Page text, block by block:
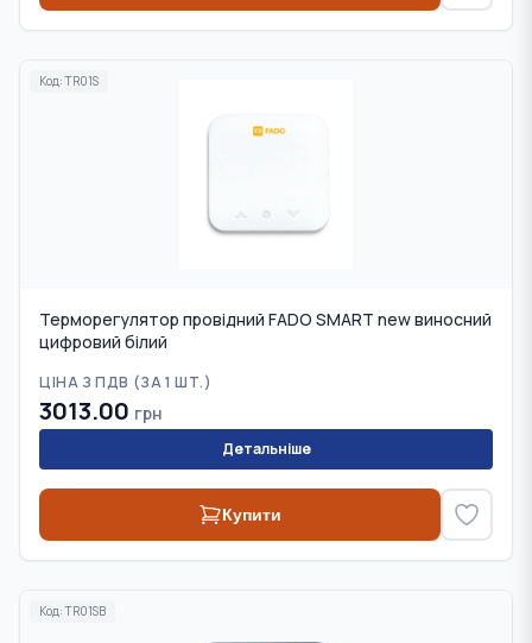
Код:TR01S
Терморегулятор провідний FADO SMART new виносний
цифровий білий
ЦІНА З ПДВ (ЗА 1 ШТ.)
3013.00 грн
Детальніше
Купити
Код:TR01SB